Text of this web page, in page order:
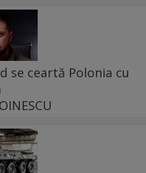
se ceartă Polonia cu